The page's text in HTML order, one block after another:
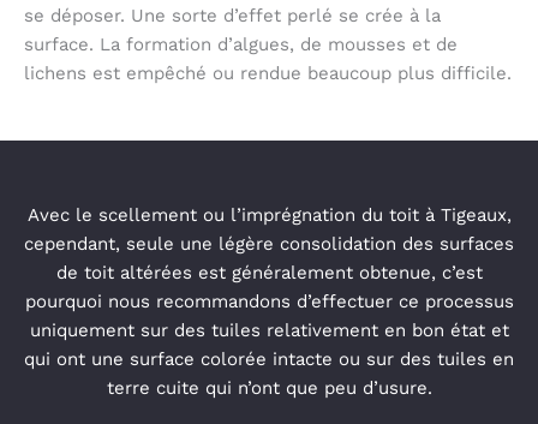
se déposer. Une sorte d’effet perlé se crée à la
surface. La formation d’algues, de mousses et de
lichens est empêché ou rendue beaucoup plus difficile.
Avec le scellement ou l’imprégnation du toit à Tigeaux,
cependant, seule une légère consolidation des surfaces
de toit altérées est généralement obtenue, c’est
pourquoi nous recommandons d’effectuer ce processus
uniquement sur des tuiles relativement en bon état et
qui ont une surface colorée intacte ou sur des tuiles en
terre cuite qui n’ont que peu d’usure.